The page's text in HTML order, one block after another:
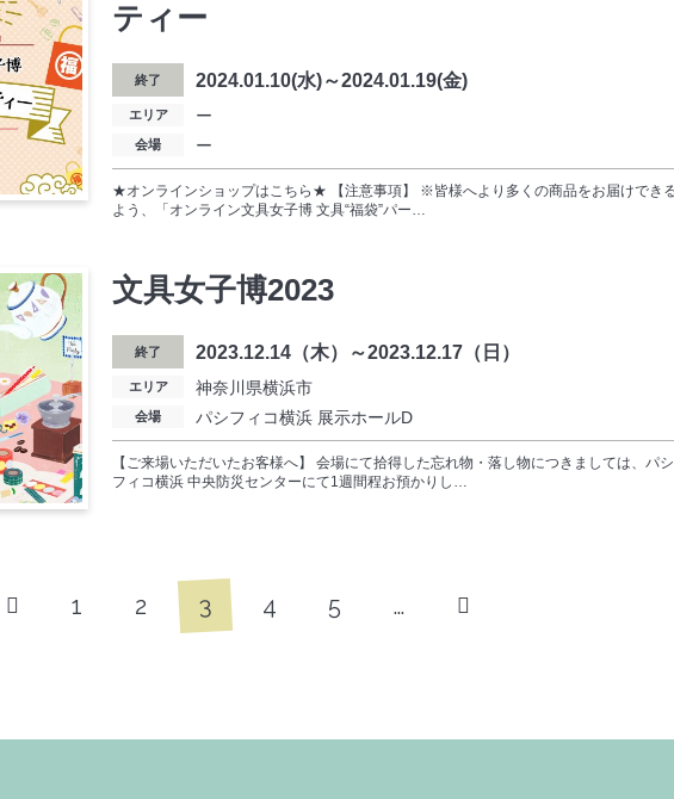
ティー
終了 2024.01.10(水)～2024.01.19(金)
エリア ー
会場 ー
★オンラインショップはこちら★ 【注意事項】 ※皆様へより多くの商品をお届けでき
よう、「オンライン文具女子博 文具“福袋”パー…
文具女子博2023
終了 2023.12.14（木）～2023.12.17（日）
エリア 神奈川県横浜市
会場 パシフィコ横浜 展示ホールD
【ご来場いただいたお客様へ】 会場にて拾得した忘れ物・落し物につきましては、パシ
フィコ横浜 中央防災センターにて1週間程お預かりし…
1 2 3 4 5 …